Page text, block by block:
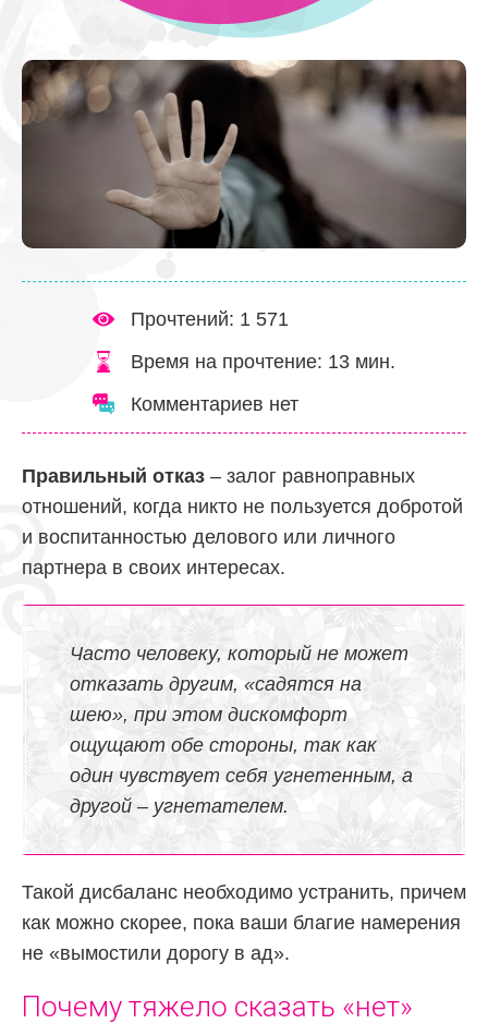
Прочтений: 1 571
Время на прочтение: 13 мин.
Комментариев нет
Правильный отказ – залог равноправных
отношений, когда никто не пользуется добротой
и воспитанностью делового или личного
партнера в своих интересах.
Часто человеку, который не может
отказать другим, «садятся на
шею», при этом дискомфорт
ощущают обе стороны, так как
один чувствует себя угнетенным, а
другой – угнетателем.
Такой дисбаланс необходимо устранить, причем
как можно скорее, пока ваши благие намерения
не «вымостили дорогу в ад».
Почему тяжело сказать «нет»